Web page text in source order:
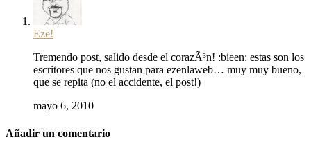
Eze!
Tremendo post, salido desde el corazÃ³n! :bieen: estas son los
escritores que nos gustan para ezenlaweb… muy muy bueno,
que se repita (no el accidente, el post!)
mayo 6, 2010
Añadir un comentario